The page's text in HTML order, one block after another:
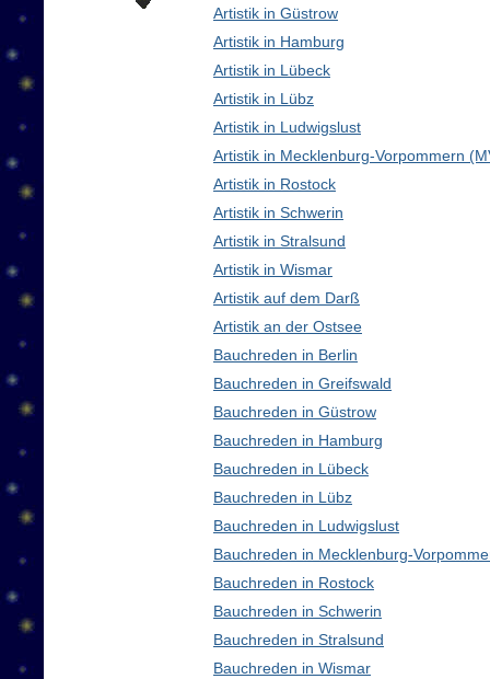
Artistik in Güstrow
Artistik in Hamburg
Artistik in Lübeck
Artistik in Lübz
Artistik in Ludwigslust
Artistik in Mecklenburg-Vorpommern
Artistik in Rostock
Artistik in Schwerin
Artistik in Stralsund
Artistik in Wismar
Artistik auf dem Darß
Artistik an der Ostsee
Bauchreden in Berlin
Bauchreden in Greifswald
Bauchreden in Güstrow
Bauchreden in Hamburg
Bauchreden in Lübeck
Bauchreden in Lübz
Bauchreden in Ludwigslust
Bauchreden in Mecklenburg-
Bauchreden in Rostock
Bauchreden in Schwerin
Bauchreden in Stralsund
Bauchreden in Wismar